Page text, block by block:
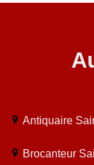
Antiquaire
Brocanteur